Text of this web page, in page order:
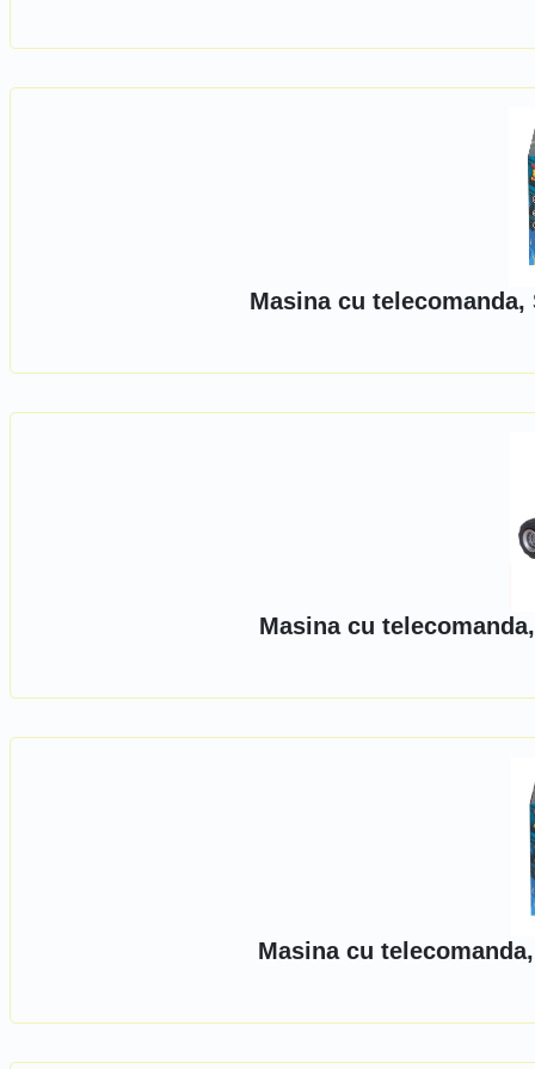
Masina cu
Masina cu
Masina cu